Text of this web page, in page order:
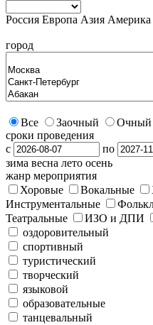
Россия Европа Азия Америка
город
Все Заочный
Очный
сроки проведения
с
по
зима весна лето осень
жанр мероприятия
Хоровые
Вокальные
Инструментальные
Театральные
ИЗО и ДПИ
оздоровительный
спортивный
туристический
творческий
языковой
образовательные
танцевальный